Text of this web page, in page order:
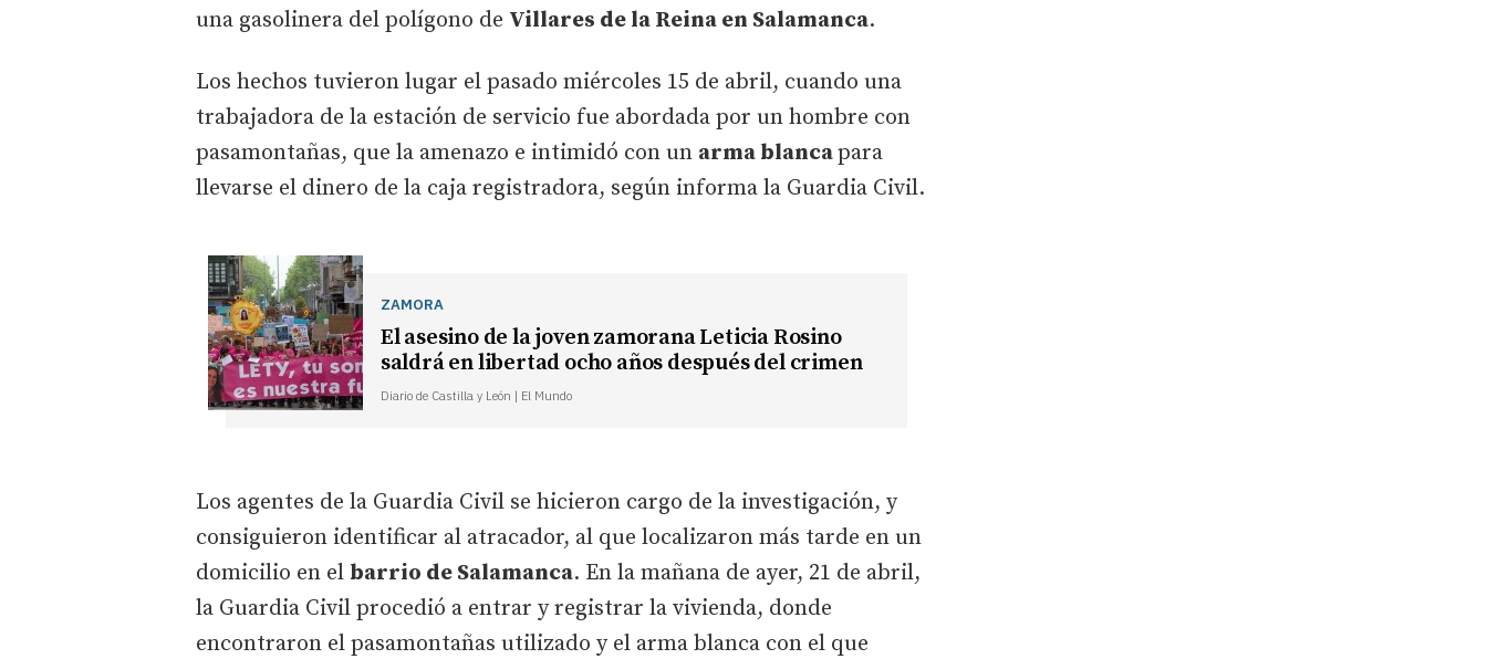
una gasolinera del polígono de Villares de la Reina en Salamanca.
Los hechos tuvieron lugar el pasado miércoles 15 de abril, cuando una
trabajadora de la estación de servicio fue abordada por un hombre con
pasamontañas, que la amenazo e intimidó con un arma blancapara
llevarse el dinero de la caja registradora, según informa la Guardia Civil.
ZAMORA
El asesino de la joven zamorana Leticia Rosino
saldrá en libertad ocho años después del crimen
Diario de Castilla y León | El Mundo
Los agentes de la Guardia Civil se hicieron cargo de la investigación, y
consiguieron identificar al atracador, al que localizaron más tarde en un
domicilio en el barrio de Salamanca. En la mañana de ayer, 21 de abril,
la Guardia Civil procedió a entrar y registrar la vivienda, donde
encontraron el pasamontañas utilizado y el arma blanca con el que